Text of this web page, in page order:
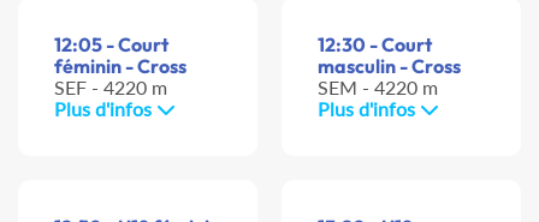
12:05 - Court
féminin - Cross
SEF - 4220 m
Plus d'infos
12:30 - Court
masculin - Cross
SEM - 4220 m
Plus d'infos